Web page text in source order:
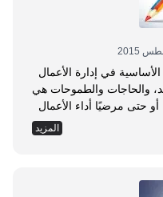
الأساسية في إدارة الأعمال
والحاجات والطموحات هي
أو حتى مرضيًا أداء الأعمال
بالطرق الروتينية
إلى الوقوف، وهو بالتالي
عند حدّ الكفاءة، بمعنى أن
المزيد